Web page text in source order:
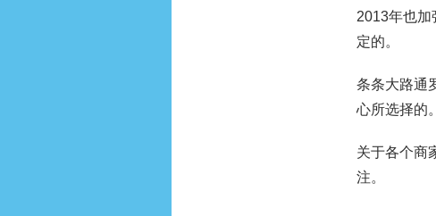
2013年也加
定的。
条条大路通
心所选择的
关于各个商
注。